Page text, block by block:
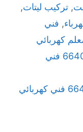
, تركيب ليتات,
, فني
كهربائي
كهربائي منازل الفروانية 66409555 فني
كهربائي منازل المنقف 66409555 فني كهربائي